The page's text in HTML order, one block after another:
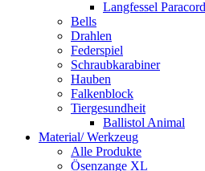
Langfessel
Bells
Drahlen
Federspiel
Schraubkarabiner
Hauben
Falkenblock
Tiergesundheit
Ballistol Animal
Material/ Werkzeug
Alle Produkte
Ösenzange XL